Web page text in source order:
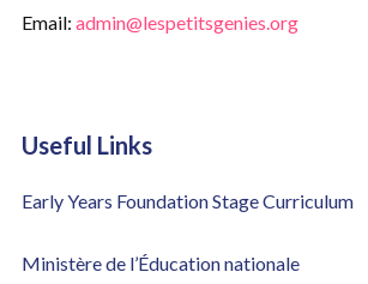
Email: admin@lespetitsgenies.org
Useful Links
Early Years Foundation Stage Curriculum
Ministère de l’Éducation nationale